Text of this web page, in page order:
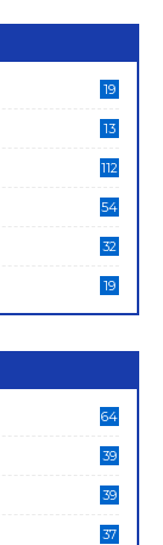
19
13
112
54
32
19
64
39
39
37